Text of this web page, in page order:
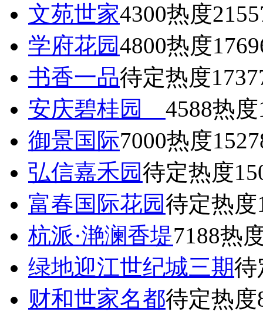
文苑世家4300热度
学府花园4800热度
书香一品待定热度
安庆碧桂园 4588热度
御景国际7000热度
弘信嘉禾园待定热度
富春国际花园待定热度
杭派·滟澜香堤7188热
绿地迎江世纪城三期待
财和世家名都待定热度